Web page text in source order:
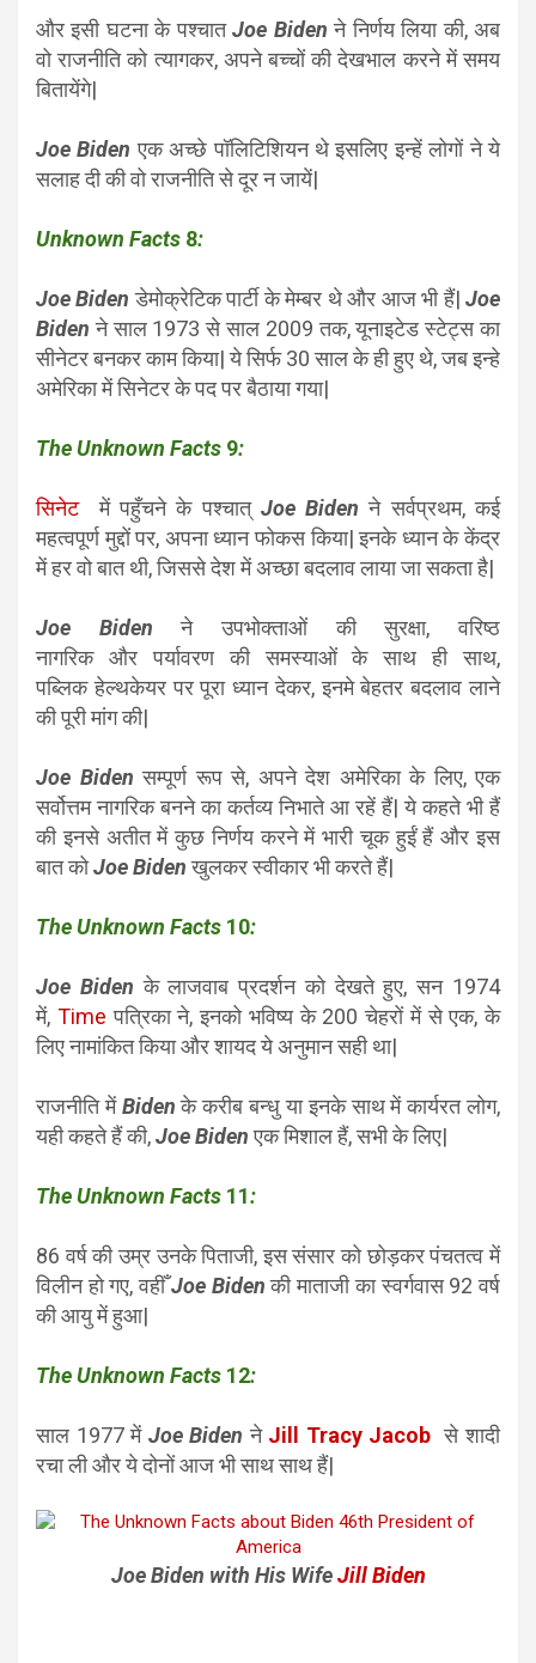
और इसी घटना के पश्चातJoe Biden ने निर्णय लिया की, अब
वो राजनीति को त्यागकर, अपने बच्चों की देखभाल करने में समय
बितायेंगे|
Joe Biden एक अच्छे पॉलिटिशियन थे इसलिए इन्हें लोगों ने ये
सलाह दी की वो राजनीति से दूर न जायें|
Unknown Facts 8:
Joe Biden डेमोक्रेटिक पार्टी के मेम्बर थे और आज भी हैं|Joe
Biden ने साल 1973 से साल 2009 तक, यूनाइटेड स्टेट्स का
सीनेटर बनकर काम किया| ये सिर्फ 30 साल के ही हुए थे, जब इन्हे
अमेरिका में सिनेटर के पद पर बैठाया गया|
The Unknown Facts 9:
सिनेट में पहुँचने के पश्चात् Joe Biden ने सर्वप्रथम, कई
महत्वपूर्ण मुद्दों पर, अपना ध्यान फोकस किया| इनके ध्यान के केंद्र
में हर वो बात थी, जिससे देश में अच्छा बदलाव लाया जा सकता है|
Joe Biden ने उपभोक्ताओं की सुरक्षा, वरिष्ठ
नागरिक और पर्यावरण की समस्याओं के साथ ही साथ,
पब्लिक हेल्थकेयर पर पूरा ध्यान देकर, इनमे बेहतर बदलाव लाने
की पूरी मांग की|
Joe Biden सम्पूर्ण रूप से, अपने देश अमेरिका के लिए, एक
सर्वोत्तम नागरिक बनने का कर्तव्य निभाते आ रहें हैं| ये कहते भी हैं
की इनसे अतीत में कुछ निर्णय करने में भारी चूक हुईं हैं और इस
बात कोJoe Bidenखुलकर स्वीकार भी करते हैं|
The Unknown Facts 10:
Joe Bidenके लाजवाब प्रदर्शन को देखते हुए, सन 1974
में, Timeपत्रिका ने, इनको भविष्य के 200 चेहरों में से एक, के
लिए नामांकित किया और शायद ये अनुमान सही था|
राजनीति मेंBidenके करीब बन्धु या इनके साथ में कार्यरत लोग,
यही कहते हैं की,Joe Bidenएक मिशाल हैं, सभी के लिए|
The Unknown Facts 11:
86 वर्ष की उम्र उनके पिताजी, इस संसार को छोड़कर पंचतत्व में
विलीन हो गए, वहीँJoe Bidenकी माताजी का स्वर्गवास 92 वर्ष
की आयु में हुआ|
The Unknown Facts 12:
साल 1977 में Joe Biden ने Jill Tracy Jacob से शादी
रचा ली और ये दोनों आज भी साथ साथ हैं|
Joe Biden with His WifeJill Biden